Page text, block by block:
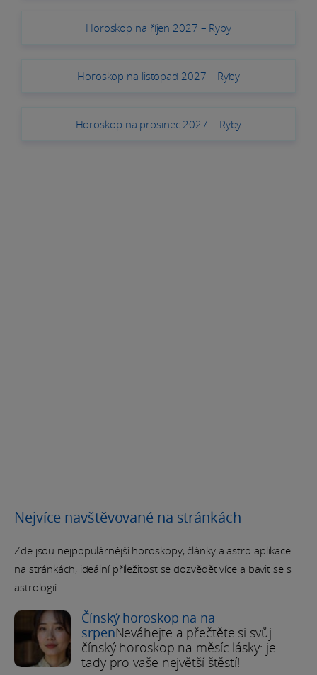
Horoskop na říjen 2027 – Ryby
Horoskop na listopad 2027 – Ryby
Horoskop na prosinec 2027 – Ryby
Nejvíce navštěvované na stránkách
Zde jsou nejpopulárnější horoskopy, články a astro aplikace
na stránkách, ideální příležitost se dozvědět více a bavit se s
astrologií.
Čínský horoskop na na
srpenNeváhejte a přečtěte si svůj
čínský horoskop na měsíc lásky: je
tady pro vaše největší štěstí!